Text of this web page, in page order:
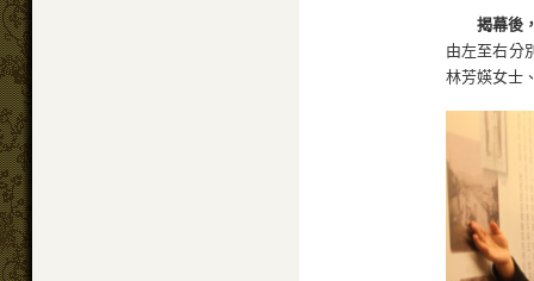
揭幕後
由左至右分
林芳媖女士